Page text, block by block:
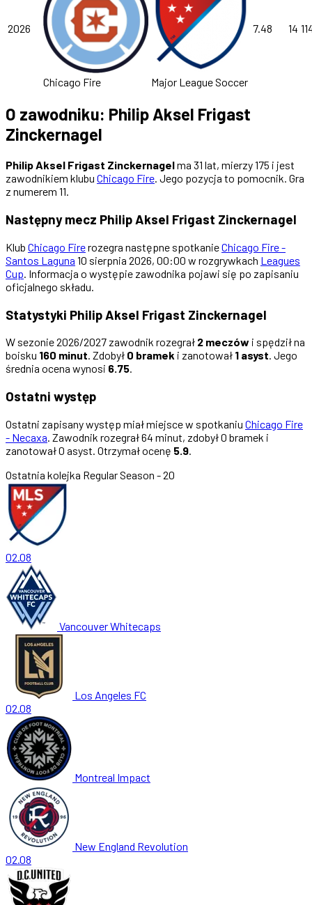
2026
Chicago Fire Major League Soccer
7.48 14
O zawodniku: Philip Aksel Frigast
Zinckernagel
Philip Aksel Frigast Zinckernagelma 31 lat, mierzy 175 i jest
zawodnikiem klubu Chicago Fire. Jego pozycja to pomocnik. Gra
z numerem 11.
Następny mecz Philip Aksel Frigast Zinckernagel
Klub Chicago Firerozegra następne spotkanieChicago Fire -
Santos Laguna 10 sierpnia 2026, 00:00 w rozgrywkach Leagues
Cup. Informacja o występie zawodnika pojawi się po zapisaniu
oficjalnego składu.
Statystyki Philip Aksel Frigast Zinckernagel
W sezonie 2026/2027 zawodnik rozegrał 2 meczów i spędził na
boisku 160 minut. Zdobył 0 bramek i zanotował 1 asyst. Jego
średnia ocena wynosi 6.75.
Ostatni występ
Ostatni zapisany występ miał miejsce w spotkaniu Chicago Fire
- Necaxa . Zawodnik rozegrał 64 minut, zdobył 0 bramek i
zanotował 0 asyst. Otrzymał ocenę 5.9
Ostatnia kolejka Regular Season - 20
02.08
Vancouver Whitecaps
Los Angeles FC
02.08
Montreal Impact
New England Revolution
02.08